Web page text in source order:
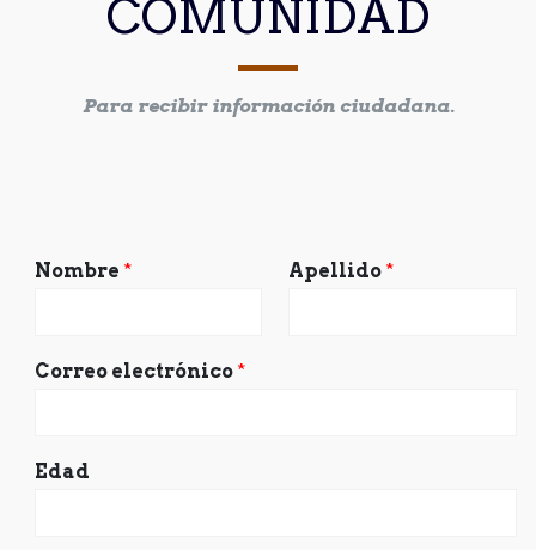
COMUNIDAD
Para recibir información ciudadana.
Nombre * Apellido *
Correo electrónico *
Edad